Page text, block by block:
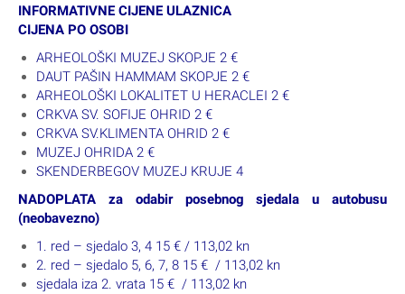
INFORMATIVNE CIJENE ULAZNICA
CIJENA PO OSOBI
ARHEOLOŠKI MUZEJ SKOPJE 2 €
DAUT PAŠIN HAMMAM SKOPJE 2 €
ARHEOLOŠKI LOKALITET U HERACLEI 2 €
CRKVA SV. SOFIJE OHRID 2 €
CRKVA SV.KLIMENTA OHRID 2 €
MUZEJ OHRIDA 2 €
SKENDERBEGOV MUZEJ KRUJE 4
NADOPLATA za odabir posebnog sjedala u autobusu
(neobavezno)
1. red – sjedalo 3, 4 15 € / 113,02 kn
2. red – sjedalo 5, 6, 7, 8 15 € / 113,02 kn
sjedala iza 2. vrata 15 € / 113,02 kn